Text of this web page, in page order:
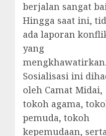
berjalan sangat
Hingga saat ini,
ada laporan
yang
mengkhawatirkan.
Sosialisasi ini
oleh Camat Midai,
tokoh agama,
pemuda, tokoh
kepemudaan,